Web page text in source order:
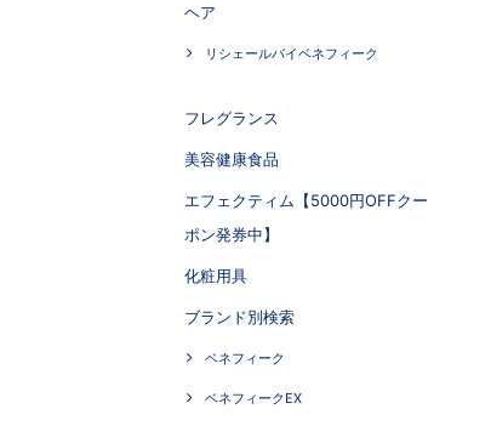
ヘア
リシェールバイベネフィーク
フレグランス
美容健康食品
エフェクティム【5000円OFFクー
ポン発券中】
化粧用具
ブランド別検索
ベネフィーク
ベネフィークEX